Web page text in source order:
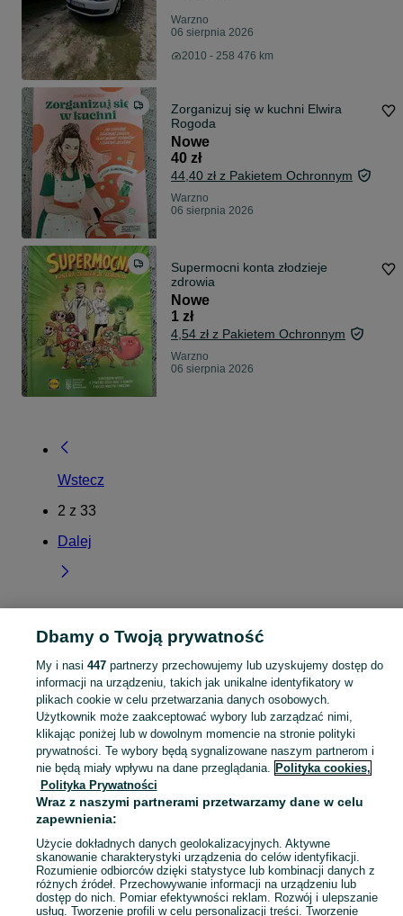
Warzno
06 sierpnia 2026
2010 - 258 476 km
Zorganizuj się w kuchni Elwira
Rogoda
Nowe
40 zł
44,40 zł z Pakietem Ochronnym
Warzno
06 sierpnia 2026
Supermocni konta złodzieje
zdrowia
Nowe
1 zł
4,54 zł z Pakietem Ochronnym
Warzno
06 sierpnia 2026
Wstecz
2 z 33
Dalej
Strona główna Pomorskie Warzno
KATEGORIA
Zobacz
Mapa kategorii
Mapa miejscowości
Mapa ministron
Popularne wyszukiwania
Dbamy o Twoją prywatność
My i nasi 447partnerzy przechowujemy lub uzyskujemy dostęp do
informacji na urządzeniu, takich jak unikalne identyfikatory w
plikach cookie w celu przetwarzania danych osobowych.
Użytkownik może zaakceptować wybory lub zarządzać nimi,
klikając poniżej lub w dowolnym momencie na stronie polityki
prywatności. Te wybory będą sygnalizowane naszym partnerom i
nie będą miały wpływu na dane przeglądania. Polityka cookies,
Polityka Prywatności
Wraz z naszymi partnerami przetwarzamy dane w celu
zapewnienia:
Użycie dokładnych danych geolokalizacyjnych. Aktywne
skanowanie charakterystyki urządzenia do celów identyfikacji.
Rozumienie odbiorców dzięki statystyce lub kombinacji danych z
różnych źródeł. Przechowywanie informacji na urządzeniu lub
dostęp do nich. Pomiar efektywności reklam. Rozwój i ulepszanie
usług. Tworzenie profili w celu personalizacji treści. Tworzenie